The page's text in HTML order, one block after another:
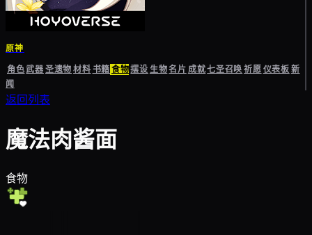
原神
角色武器圣遗物材料书籍食物摆设生物名片成就七圣召唤祈愿仪表板新
闻
返回列表
魔法肉酱面
食物